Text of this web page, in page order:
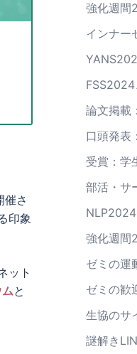
催さ
印象
ット
と
強化週間
インナー
論文掲載
口頭発表
受賞：学
部活・サ
強化週間
ゼミの運
ゼミの歓
生協のサ
謎解き